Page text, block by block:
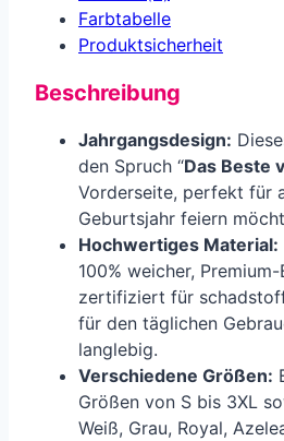
Farbtabelle
Produkt­sicherheit
Beschreibung
Jahrgangsdesign:
den Spruch “Das Beste
Vorderseite, perfekt für
Geburtsjahr feiern
Hochwertiges Material:
100% weicher,
zertifiziert für
für den täglichen
langlebig.
Verschiedene Größen:
Größen von S bis 3XL
Weiß, Grau, Royal,